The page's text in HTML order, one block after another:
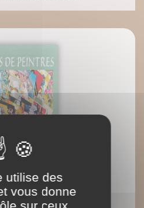
utilise des
vous donne
sur ceux